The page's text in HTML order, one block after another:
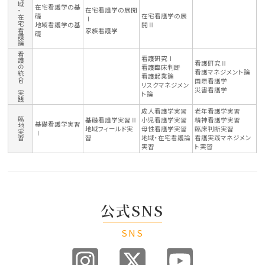
地域・在宅看護論
在宅看護学の基
礎
地域看護学の基
礎
在宅看護学の展開
Ⅰ
家族看護学
在宅看護学の展
開Ⅱ
看護の統合と実践
看護研究Ⅰ
看護臨床判断
看護起業論
リスクマネジメン
ト論
看護研究Ⅱ
看護マネジメント論
国際看護学
災害看護学
臨地実習
基礎看護学実習
Ⅰ
基礎看護学実習Ⅱ
地域フィールド実
習
成人看護学実習
小児看護学実習
母性看護学実習
地域・在宅看護論
実習
老年看護学実習
精神看護学実習
臨床判断実習
看護実践マネジメン
ト実習
公式SNS
SNS